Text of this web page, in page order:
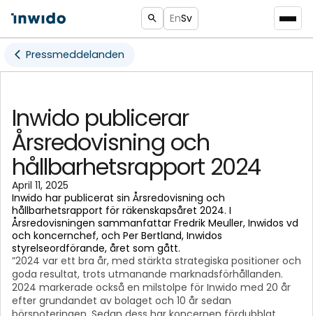
EnSv
Pressmeddelanden
Inwido publicerar
Årsredovisning och
hållbarhetsrapport 2024
April 11, 2025
Inwido har publicerat sin Årsredovisning och
hållbarhetsrapport för räkenskapsåret 2024. I
Årsredovisningen sammanfattar Fredrik Meuller, Inwidos vd
och koncernchef, och Per Bertland, Inwidos
styrelseordförande, året som gått.
”2024 var ett bra år, med stärkta strategiska positioner och
goda resultat, trots utmanande marknadsförhållanden.
2024 markerade också en milstolpe för Inwido med 20 år
efter grundandet av bolaget och 10 år sedan